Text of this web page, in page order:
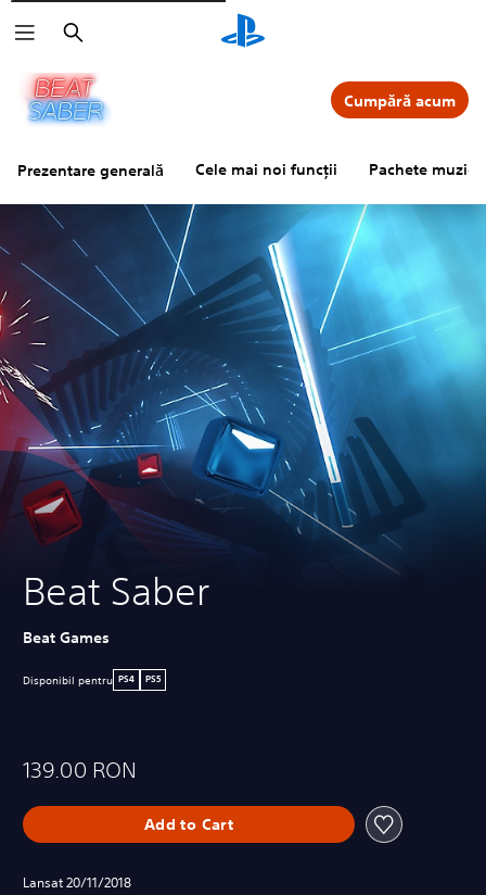
Prezentare generală Cele mai noi funcții Pachete
Cumpără acum
Beat Saber
Beat Games
Disponibil pentru PS4 PS5
139.00 RON
Add to Cart
Lansat 20/11/2018